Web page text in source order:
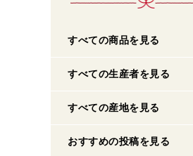
すべての商品を見る
すべての生産者を見る
すべての産地を見る
おすすめの投稿を見る